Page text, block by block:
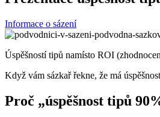
Informace o sázení
Úspěšností tipů namísto ROI
Když vám sázkař řekne, že má
Proč „úspěšnost tipů